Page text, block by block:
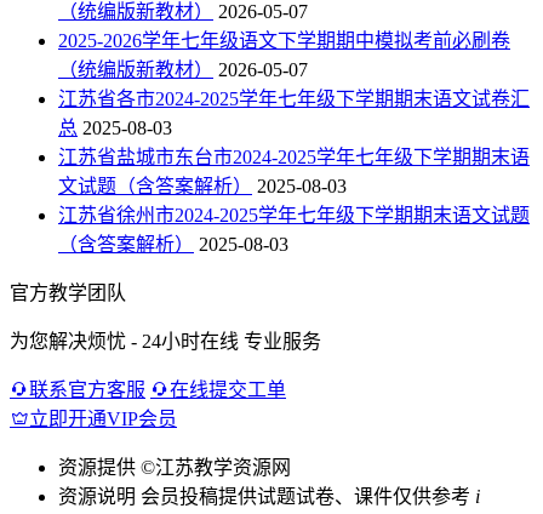
（统编版新教材）
2026-05-07
2025-2026学年七年级语文下学期期中模拟考前必刷卷
（统编版新教材）
2026-05-07
江苏省各市2024-2025学年七年级下学期期末语文试卷汇
总 2025-08-03
江苏省盐城市东台市2024-2025学年七年级下学期期末语
文试题（含答案解析）
2025-08-03
江苏省徐州市2024-2025学年七年级下学期期末语文试题
（含答案解析）
2025-08-03
官方教学团队
为您解决烦忧 - 24小时在线 专业服务
联系官方客服
在线提交工单
立即开通VIP会员
资源提供 ©江苏教学资源网
资源说明 会员投稿提供试题试卷、课件仅供参考 i